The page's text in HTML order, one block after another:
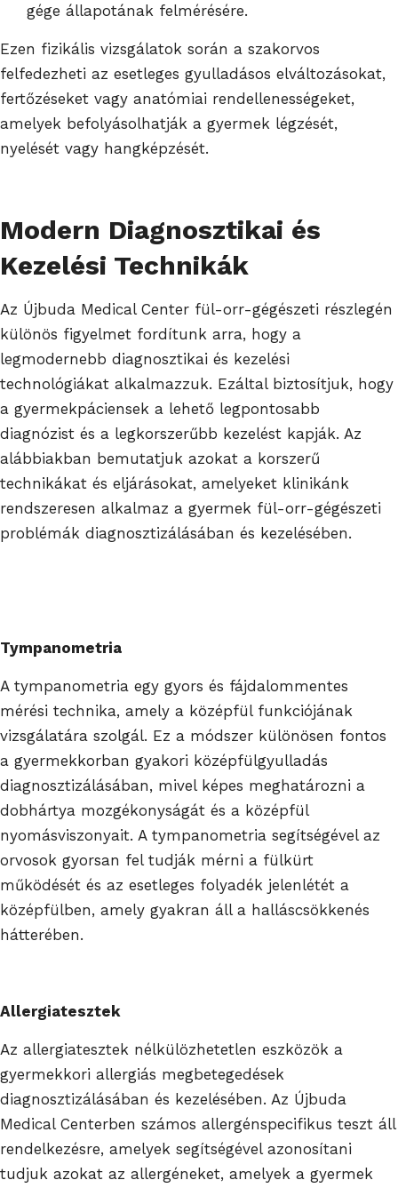
gége állapotának felmérésére.
Ezen fizikális vizsgálatok során a szakorvos
felfedezheti az esetleges gyulladásos elváltozásokat,
fertőzéseket vagy anatómiai rendellenességeket,
amelyek befolyásolhatják a gyermek légzését,
nyelését vagy hangképzését.
Modern Diagnosztikai és
Kezelési Technikák
Az Újbuda Medical Center fül-orr-gégészeti részlegén
különös figyelmet fordítunk arra, hogy a
legmodernebb diagnosztikai és kezelési
technológiákat alkalmazzuk. Ezáltal biztosítjuk, hogy
a gyermekpáciensek a lehető legpontosabb
diagnózist és a legkorszerűbb kezelést kapják. Az
alábbiakban bemutatjuk azokat a korszerű
technikákat és eljárásokat, amelyeket klinikánk
rendszeresen alkalmaz a gyermek fül-orr-gégészeti
problémák diagnosztizálásában és kezelésében.
Tympanometria
A tympanometria egy gyors és fájdalommentes
mérési technika, amely a középfül funkciójának
vizsgálatára szolgál. Ez a módszer különösen fontos
a gyermekkorban gyakori középfülgyulladás
diagnosztizálásában, mivel képes meghatározni a
dobhártya mozgékonyságát és a középfül
nyomásviszonyait. A tympanometria segítségével az
orvosok gyorsan fel tudják mérni a fülkürt
működését és az esetleges folyadék jelenlétét a
középfülben, amely gyakran áll a halláscsökkenés
hátterében.
Allergiatesztek
Az allergiatesztek nélkülözhetetlen eszközök a
gyermekkori allergiás megbetegedések
diagnosztizálásában és kezelésében. Az Újbuda
Medical Centerben számos allergénspecifikus teszt áll
rendelkezésre, amelyek segítségével azonosítani
tudjuk azokat az allergéneket, amelyek a gyermek